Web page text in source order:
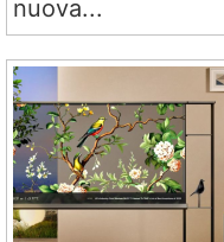
nuova...